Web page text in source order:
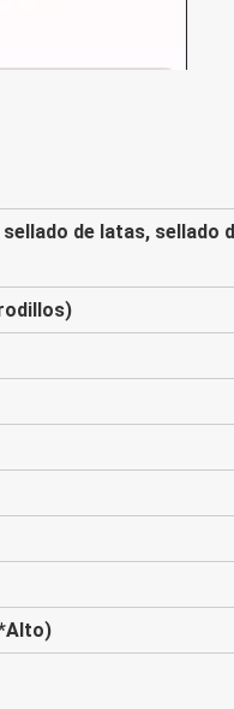
de latas, sellado